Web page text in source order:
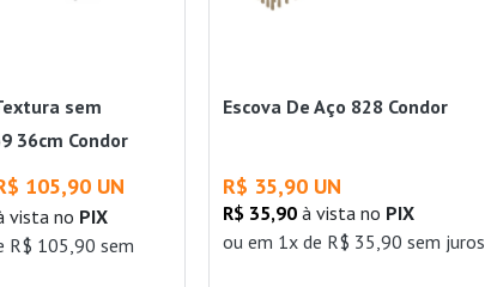
sem
36cm Condor
105,90 UN
vista no PIX
R$ 105,90 sem
Escova De Aço 828 Condor
R$ 35,90 UN
R$ 35,90 à vista no PIX
ou em 1x de R$ 35,90 sem juros